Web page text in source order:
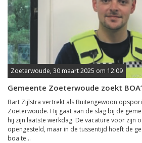
Zoeterwoude, 30 maart 2025 om 12:09
Gemeente Zoeterwoude zoekt
Bart Zijlstra vertrekt als Buitengewoon
Zoeterwoude. Hij gaat aan de slag bij de
hij zijn laatste werkdag. De vacature voor zijn
opengesteld, maar in de tussentijd hoeft de
boa te...